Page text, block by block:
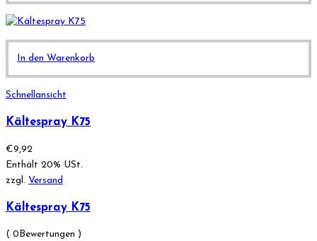
In den Warenkorb
Schnellansicht
Kältespray K75
€9,92
Enthält 20% USt.
zzgl. Versand
Kältespray K75
( 0Bewertungen )